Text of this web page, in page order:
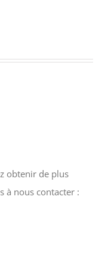
obtenir de plus
à nous contacter :